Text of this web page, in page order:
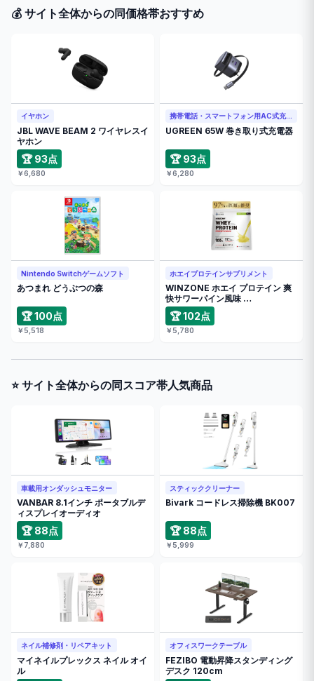
💰 サイト全体からの同価格帯おすすめ
イヤホン
JBL WAVE BEAM 2 ワイヤレスイ
ヤホン
🏆 93点
￥6,680
携帯電話・スマートフォン用AC式充電器
UGREEN 65W 巻き取り式充電器
🏆 93点
￥6,280
Nintendo Switchゲームソフト
あつまれ どうぶつの森
🏆 100点
￥5,518
ホエイプロテインサプリメント
WINZONE ホエイ プロテイン 爽
快サワーパイン風味 …
🏆 102点
￥5,780
⭐ サイト全体からの同スコア帯人気商品
車載用オンダッシュモニター
VANBAR 8.1インチ ポータブルデ
ィスプレイオーディオ
🏆 88点
￥7,880
スティッククリーナー
Bivark コードレス掃除機 BK007
🏆 88点
￥5,999
ネイル補修剤・リペアキット
マイネイルプレックス ネイル オイ
ル
オフィスワークテーブル
FEZIBO 電動昇降スタンディング
デスク 120cm